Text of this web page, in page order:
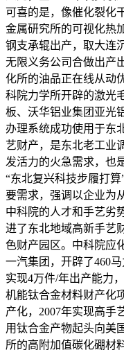
可喜的是，像催化裂化
金属研究所的可视化热
钢支承辊出产，取大连
无限义务公司合做出产
化所的油品正在线从动
科院力学所开辟的激光
板、沃华铝业集团亚光
办理系统成功使用于东
艺财产，是东北老工业
发活力的火急需求，也
“东北复兴科技步履打
要需求，强调以企业为
中科院的人才和手艺劣
进了东北地域高新手艺
色财产园区。中科院应
一汽集团，开辟了460
实现4万件/年出产能力
机能钛合金材料财产化
产化，2007年实现高手
用钛合金产物起头向美
所的高附加值碳化硼材